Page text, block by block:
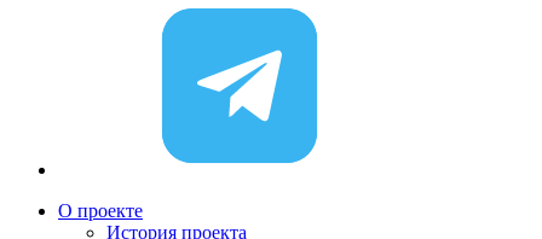
О проекте
История проекта